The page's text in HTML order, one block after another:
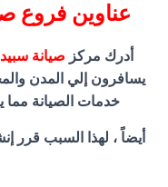
عناوين فروع
أدرك مركز صيانة
يسافرون إلي المدن
خدمات الصيانة مما
أيضاً ، لهذا السبب قرر